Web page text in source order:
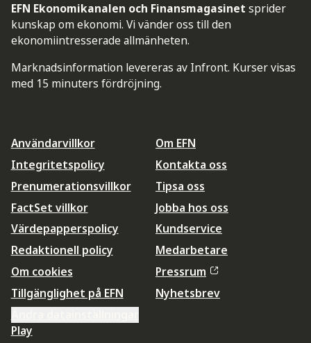
EFN Ekonomikanalen och Finansmagasinet sprider
kunskap om ekonomi. Vi vänder oss till den
ekonomiintresserade allmänheten.
Marknadsinformation levereras av Infront. Kurser visas
med 15 minuters fördröjning.
Användarvillkor
Integritetspolicy
Prenumerationsvillkor
FactSet villkor
Värdepapperspolicy
Redaktionell policy
Om cookies
Tillgänglighet på EFN
Om EFN
Kontakta oss
Tipsa oss
Jobba hos oss
Kundservice
Medarbetare
Pressrum
Nyhetsbrev
Play